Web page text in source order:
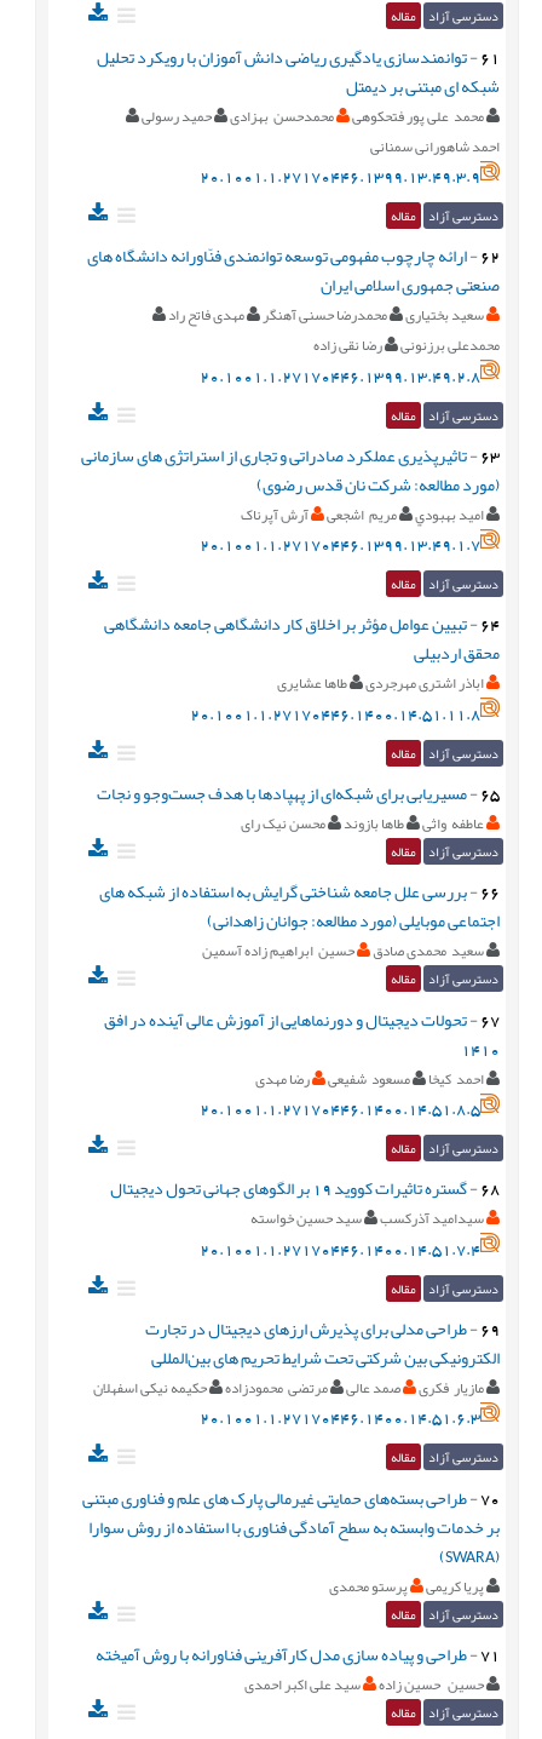
دسترسی آزاد مقاله
61
-توانمندسازی یادگیری ریاضی دانش آموزان با رویکرد تحلیل
شبکه ای مبتنی بر دیمتل
محمد علی پور فتحکوهی محمدحسن بهزادی
حمید رسولی
احمد شاهورانی سمنانی
20.1001.1.27170446.1399.13.49.3.9
دسترسی آزاد مقاله
62
-ارائه چارچوب مفهومی توسعه توانمندی فنّاورانه دانشگاه های
صنعتی جمهوری اسلامی ایران
سعید بختیاری محمدرضا حسنی آهنگر
مهدی فاتح راد
محمدعلی برزنونی
رضا نقی زاده
20.1001.1.27170446.1399.13.49.2.8
دسترسی آزاد مقاله
63
-تاثیرپذیری عملکرد صادراتی و تجاری از استراتژی های سازمانی
(مورد مطالعه: شرکت نان قدس رضوی)
اميد بهبودي مریم اشجعی آرش آپرناک
20.1001.1.27170446.1399.13.49.1.7
دسترسی آزاد مقاله
64
-تبیین عوامل مؤثر بر اخلاق کار دانشگاهی جامعه دانشگاهی
محقق اردبیلی
اباذر اشتری مهرجردی طاها عشایری
20.1001.1.27170446.1400.14.51.11.8
دسترسی آزاد مقاله
65
-مسیریابی برای شبکه‌ای از پهپادها با هدف جست‌وجو و نجات
عاطفه واثی طاها بازوند محسن نیک رای
دسترسی آزاد مقاله
66
-بررسی علل جامعه شناختی گرایش به استفاده از شبکه های
اجتماعی موبایلی (مورد مطالعه: جوانان زاهدانی)
سعید محمدی صادق حسین ابراهیم زاده آسمین
دسترسی آزاد مقاله
67
-تحولات دیجیتال و دورنماهایی از آموزش عالی آینده در افق
1410
احمد کیخا مسعود شفیعی رضا مهدی
20.1001.1.27170446.1400.14.51.8.5
دسترسی آزاد مقاله
68
-گستره تاثیرات کووید 19 بر الگوهای جهانی تحول دیجیتال
سیدامید آذرکسب سید حسین خواسته
20.1001.1.27170446.1400.14.51.7.4
دسترسی آزاد مقاله
69
-طراحی مدلی برای پذیرش ارزهای دیجیتال در تجارت
الکترونیکی بین شرکتی تحت شرایط تحریم‌ های بین‌المللی
مازیار فکری صمد عالی مرتضی محمودزاده حکیمه نیکی اسفهلان
20.1001.1.27170446.1400.14.51.6.3
دسترسی آزاد مقاله
70
-طراحی بسته‌های حمایتی غیرمالی پارک های علم و فناوری مبتنی
بر خدمات وابسته به سطح آمادگی فناوری با استفاده از روش سوارا
پریا کریمی پرستو محمدی
دسترسی آزاد مقاله
71
-طراحی و پیاده سازی مدل کارآفرینی فناورانه با روش آمیخته
حسین حسین زاده سید علی اکبر احمدی
دسترسی آزاد مقاله